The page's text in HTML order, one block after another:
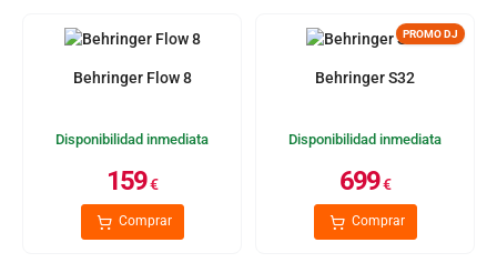
Behringer Flow 8
Disponibilidad inmediata
159€
Comprar
PROMO DJ
Behringer S32
Disponibilidad inmediata
699€
Comprar